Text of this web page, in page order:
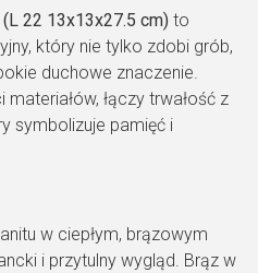
22 13x13x27.5 cm) to
który nie tylko zdobi grób,
duchowe znaczenie.
łączy trwałość z
symbolizuje pamięć i
w ciepłym, brązowym
i przytulny wygląd. Brąz w